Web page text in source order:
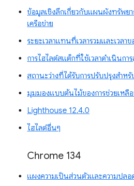
ข้อมูลเชิงลึกเกี่ยวกับแผนผังทรัพย
เครือข่าย
ระยะเวลาแทนที่เวลารวมและเวลา
การไฮไลต์สแต็กที่ใช้เวลาดำเนินกา
สถานะว่างที่ได้รับการปรับปรุงสำห
มุมมองแบบต้นไม้ของการช่วยเหลื
Lighthouse 12.4.0
ไฮไลต์อื่นๆ
Chrome 134
แผงความเป็นส่วนตัวและความปลอ